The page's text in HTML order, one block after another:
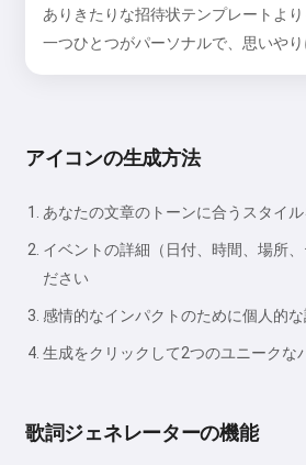
ありきたりな招待状テンプレートより
一つひとつがパーソナルで、思いやり
アイコンの生成方法
あなたの文章のトーンに合うスタイ
イベントの詳細（日付、時間、場所
ださい
感情的なインパクトのために個人的
生成をクリックして2つのユニークな
歌詞ジェネレーターの機能
同意します: 利用規
返金ポリシー